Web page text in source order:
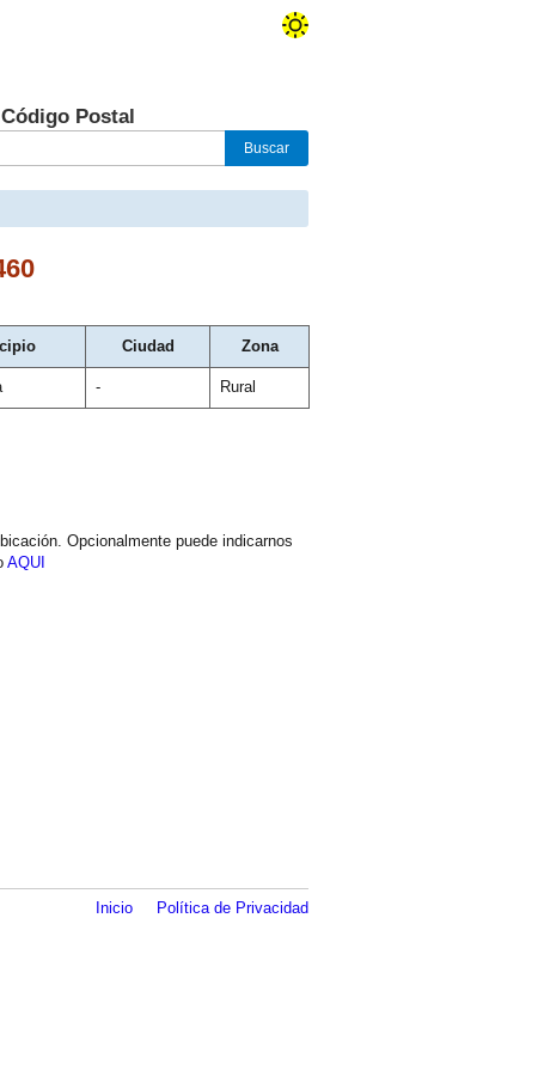
Postal
Ciudad Zona
- Rural
Opcionalmente puede indicarnos
AQUI
Inicio Política de Privacidad